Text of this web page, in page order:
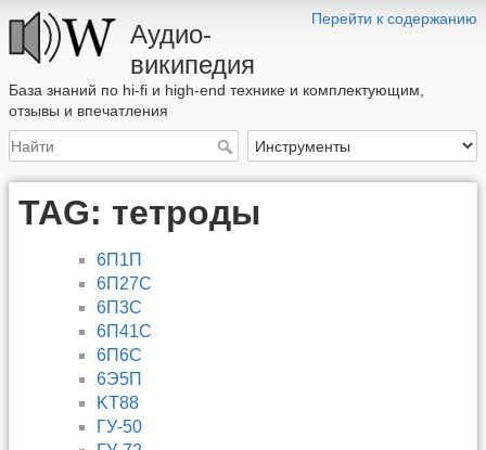
Перейти к содержанию
Аудио-
википедия
База знаний по hi-fi и high-end технике и комплектующим,
отзывы и впечатления
TAG: тетроды
6П1П
6П27С
6П3С
6П41С
6П6С
6Э5П
KT88
ГУ-50